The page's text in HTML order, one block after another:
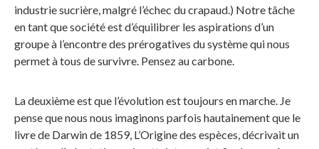
industrie sucrière, malgré l’échec du crapaud.) Notre tâche
en tant que société est d’équilibrer les aspirations d’un
groupe à l’encontre des prérogatives du système qui nous
permet à tous de survivre. Pensez au carbone.
La deuxième est que l’évolution est toujours en marche. Je
pense que nous nous imaginons parfois hautainement que le
livre de Darwin de 1859, L’Origine des espèces, décrivait un